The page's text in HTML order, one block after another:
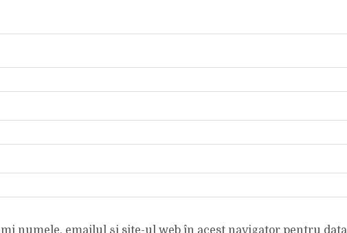
mi numele, emailul și site-ul web în acest navigator pentru data